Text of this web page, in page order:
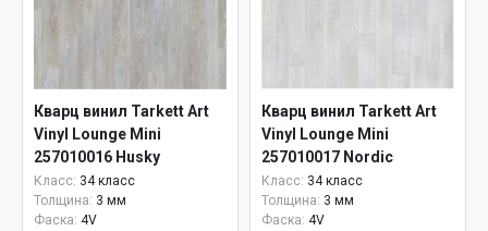
Кварц винил Tarkett Art
Vinyl Lounge Mini
257010016 Husky
Класс: 34 класс
Толщина: 3 мм
Фаска: 4V
Кварц винил Tarkett Art
Vinyl Lounge Mini
257010017 Nordic
Класс: 34 класс
Толщина: 3 мм
Фаска: 4V